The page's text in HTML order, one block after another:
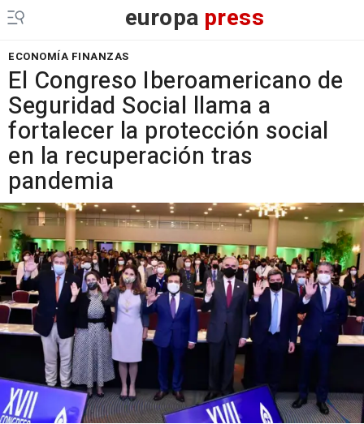
europa press
ECONOMÍA FINANZAS
El Congreso Iberoamericano de
Seguridad Social llama a
fortalecer la protección social
en la recuperación tras
pandemia